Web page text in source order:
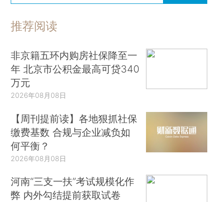
推荐阅读
非京籍五环内购房社保降至一
年 北京市公积金最高可贷340
万元
2026年08月08日
【周刊提前读】各地狠抓社保
缴费基数 合规与企业减负如
何平衡？
2026年08月08日
河南“三支一扶”考试规模化作
弊 内外勾结提前获取试卷